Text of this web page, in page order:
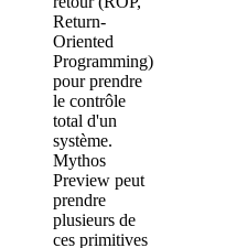
Return-
Oriented
Programming)
pour prendre
le contrôle
total d'un
système.
Mythos
Preview peut
prendre
plusieurs de
ces primitives